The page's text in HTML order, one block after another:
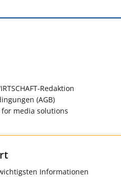
Redaktion
(AGB)
media solutions
Informationen